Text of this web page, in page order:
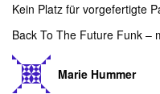
Kein Platz für vorgefertigte
Back To The Future Funk –
Marie Hummer